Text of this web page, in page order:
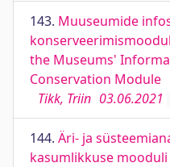
143. Muuseumide
the Museums'
Conservation Module
Tikk, Triin 03.06.2021
144. Äri- ja
kasumlikkuse mooduli